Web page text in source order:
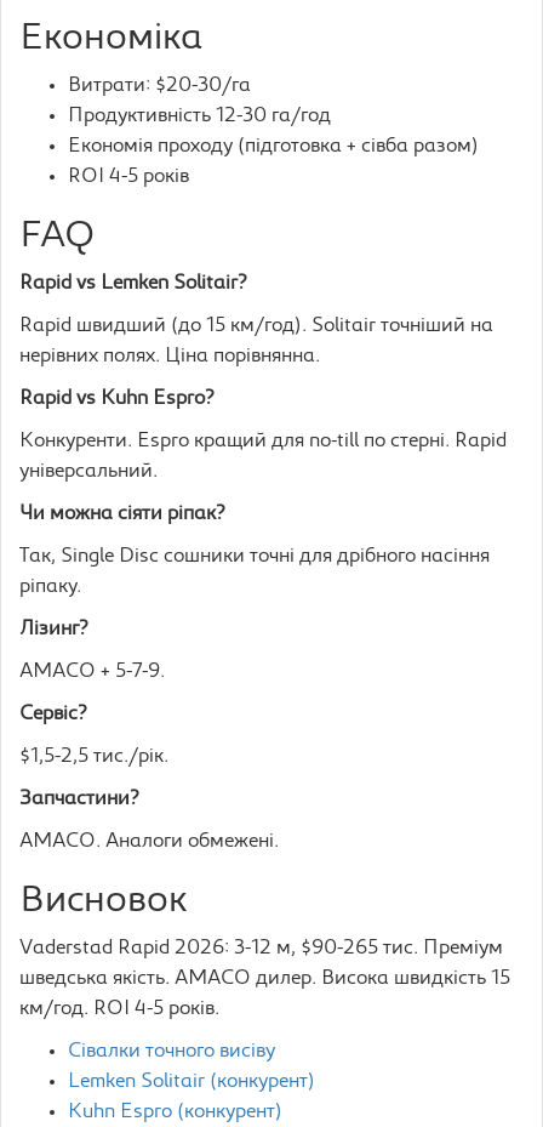
Економіка
Витрати: $20-30/га
Продуктивність 12-30 га/год
Економія проходу (підготовка + сівба разом)
ROI 4-5 років
FAQ
Rapid vs Lemken Solitair?
Rapid швидший (до 15 км/год). Solitair точніший на
нерівних полях. Ціна порівнянна.
Rapid vs Kuhn Espro?
Конкуренти. Espro кращий для no-till по стерні. Rapid
універсальний.
Чи можна сіяти ріпак?
Так, Single Disc сошники точні для дрібного насіння
ріпаку.
Лізинг?
AMACO + 5-7-9.
Сервіс?
$1,5-2,5 тис./рік.
Запчастини?
AMACO. Аналоги обмежені.
Висновок
Vaderstad Rapid 2026: 3-12 м, $90-265 тис. Преміум
шведська якість. AMACO дилер. Висока швидкість 15
км/год. ROI 4-5 років.
Сівалки точного висіву
Lemken Solitair (конкурент)
Kuhn Espro (конкурент)